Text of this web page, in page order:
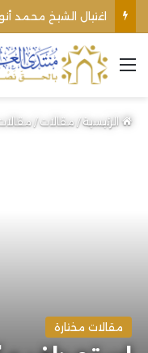
القائمة
الرئيسية/مقالات/
مقالات مختارة